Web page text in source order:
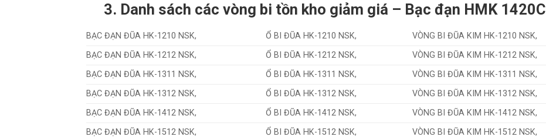
3. Danh sách các vòng bi tồn kho giảm giá – Bạc đạn HMK 1420C
BẠC ĐẠN ĐŨA HK-1210 NSK, Ổ BI ĐŨA HK-1210 NSK, VÒNG BI ĐŨA KIM HK-1210 NSK,
BẠC ĐẠN ĐŨA HK-1212 NSK,
Ổ BI ĐŨA HK-1212 NSK, VÒNG BI ĐŨA KIM HK-1212 NSK,
BẠC ĐẠN ĐŨA HK-1311 NSK,
Ổ BI ĐŨA HK-1311 NSK, VÒNG BI ĐŨA KIM HK-1311 NSK,
BẠC ĐẠN ĐŨA HK-1312 NSK,
Ổ BI ĐŨA HK-1312 NSK, VÒNG BI ĐŨA KIM HK-1312 NSK,
BẠC ĐẠN ĐŨA HK-1412 NSK,
Ổ BI ĐŨA HK-1412 NSK, VÒNG BI ĐŨA KIM HK-1412 NSK,
BẠC ĐẠN ĐŨA HK-1512 NSK,
Ổ BI ĐŨA HK-1512 NSK, VÒNG BI ĐŨA KIM HK-1512 NSK,